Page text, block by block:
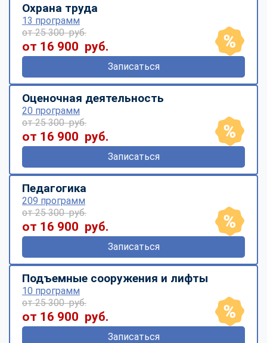
Охрана труда
13 программ
от 25 300 руб.
от 16 900 руб.
Записаться
Оценочная деятельность
20 программ
от 25 300 руб.
от 16 900 руб.
Записаться
Педагогика
209 программ
от 25 300 руб.
от 16 900 руб.
Записаться
Подъемные сооружения и лифты
10 программ
от 25 300 руб.
от 16 900 руб.
Записаться